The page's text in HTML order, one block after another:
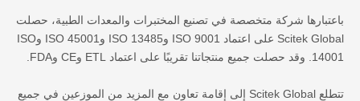
باعتبارها شركة متخصصة في تصنيع المختبرات والمعدات الطبية، حصلت
Scitek Global على اعتماد ISO 9001 وISO 13485 وISO 45001 وISO
14001. وقد حصلت جميع منتجاتنا تقريبًا على اعتماد ETL وCE وFDA.
تتطلع Scitek Global إلى إقامة تعاون مع المزيد من الموزعين في جميع